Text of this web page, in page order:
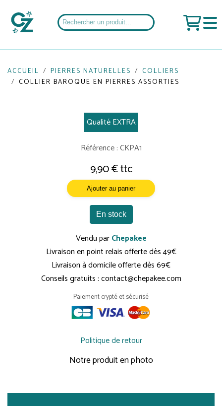
ACCUEIL PIERRES NATURELLES
COLLIERS
COLLIER BAROQUE EN PIERRES ASSORTIES
Qualité EXTRA
Référence : CKPA1
9,90 € ttc
Ajouter au panier
En stock
Vendu parChepakee
Livraison en point relais offerte dès 49€
Livraison à domicile offerte dès 69€
Conseils gratuits : contact@chepakee.com
Paiement crypté et sécurisé
Politique de retour
Notre produit en photo